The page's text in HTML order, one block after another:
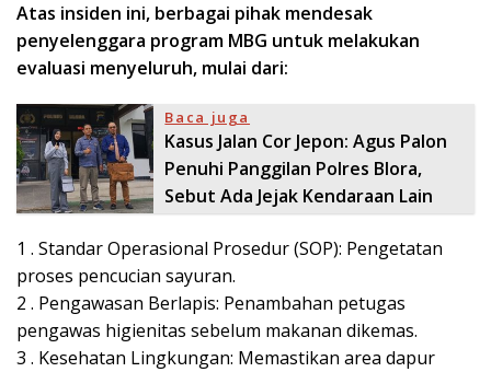
​Atas insiden ini, berbagai pihak mendesak
penyelenggara program MBG untuk melakukan
evaluasi menyeluruh, mulai dari:
Baca juga
Kasus Jalan Cor Jepon: Agus Palon
Penuhi Panggilan Polres Blora,
Sebut Ada Jejak Kendaraan Lain
1 . ​Standar Operasional Prosedur (SOP): Pengetatan
proses pencucian sayuran.
2 . ​Pengawasan Berlapis: Penambahan petugas
pengawas higienitas sebelum makanan dikemas.
3 . ​Kesehatan Lingkungan: Memastikan area dapur